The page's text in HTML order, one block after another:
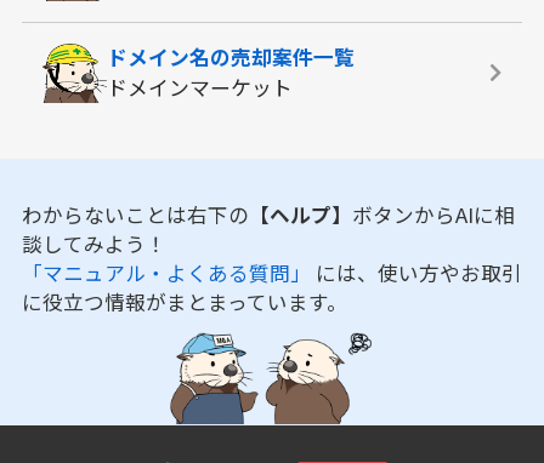
ドメイン名の売却案件一覧
ドメインマーケット
わからないことは右下の 【ヘルプ】 ボタンからAIに相
談してみよう！
「マニュアル・よくある質問」 には、使い方やお取引
に役立つ情報がまとまっています。